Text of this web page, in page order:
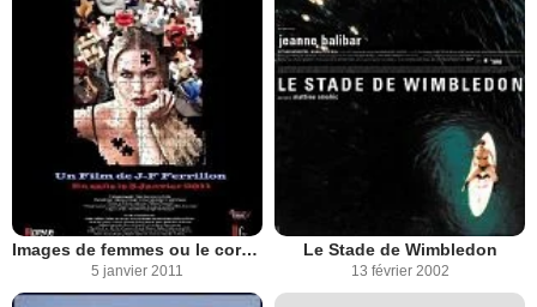
Images de femmes ou le corset social
5 janvier 2011
Le Stade de Wimbledon
13 février 2002